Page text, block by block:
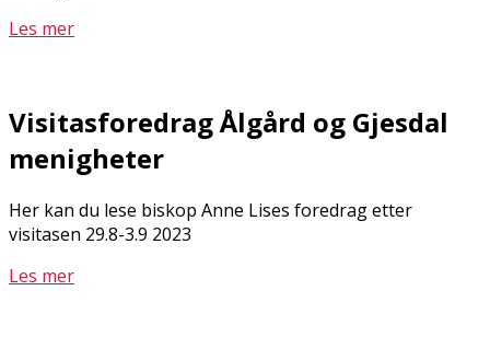
Les mer
Visitasforedrag Ålgård og Gjesdal
menigheter
Her kan du lese biskop Anne Lises foredrag etter
visitasen 29.8-3.9 2023
Les mer